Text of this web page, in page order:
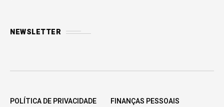
NEWSLETTER
POLÍTICA DE PRIVACIDADE
FINANÇAS PESSOAIS